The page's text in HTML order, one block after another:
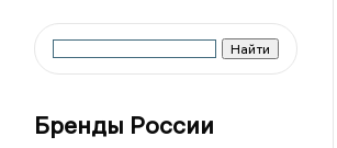
Бренды России